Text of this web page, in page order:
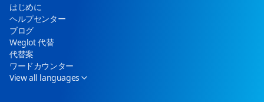
はじめに
ヘルプセンター
ブログ
Weglot 代替
代替案
ワードカウンター
View all languages